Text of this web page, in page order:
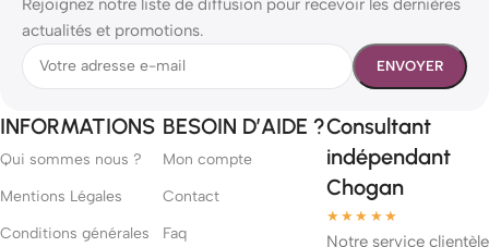
Rejoignez notre liste de diffusion pour recevoir les dernières
actualités et promotions.
INFORMATIONS
Qui sommes nous ?
Mentions Légales
Conditions générales
BESOIN D’AIDE ?
Mon compte
Contact
Faq
Consultant
indépendant
Chogan
★★★★★
Notre service clientèle